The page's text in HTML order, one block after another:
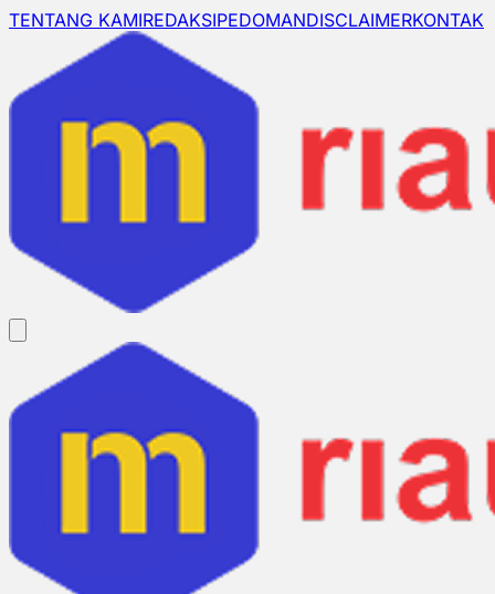
TENTANG KAMIREDAKSIPEDOMANDISCLAIMERKONTAK